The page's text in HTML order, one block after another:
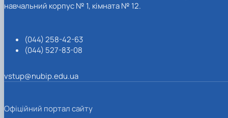
навчальний корпус № 1, кімната № 12.
(044) 258-42-63
(044) 527-83-08
vstup@nubip.edu.ua
Офіційний портал сайту